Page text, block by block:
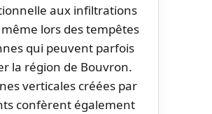
aux infiltrations
même lors des tempêtes
qui peuvent parfois
la région de Bouvron.
verticales créées par
confèrent également